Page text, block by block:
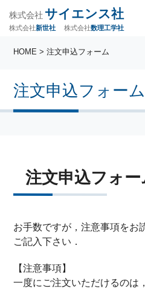
株式会社 サイエンス社
株式会社新世社 株式会社数理工学社
注文申込フォーム
HOME > 注文申込フォーム
注文申込フォー
お手数ですが，注意事項をお
ご記入下さい．
【注意事項】
一度にご注文いただけるのは